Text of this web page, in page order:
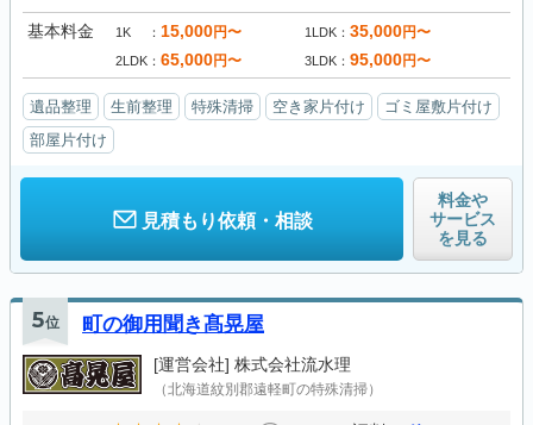
基本料金 1K 15,000円〜 1LDK 35,000円〜
2LDK 65,000円〜 3LDK 95,000円〜
遺品整理 生前整理 特殊清掃 空き家片付け
ゴミ屋敷片付け
部屋片付け
見積もり依頼・相談
料金や
サービス
を見る
5位 町の御用聞き髙晃屋
[運営会社] 株式会社流水理
（北海道紋別郡遠軽町の特殊清掃）